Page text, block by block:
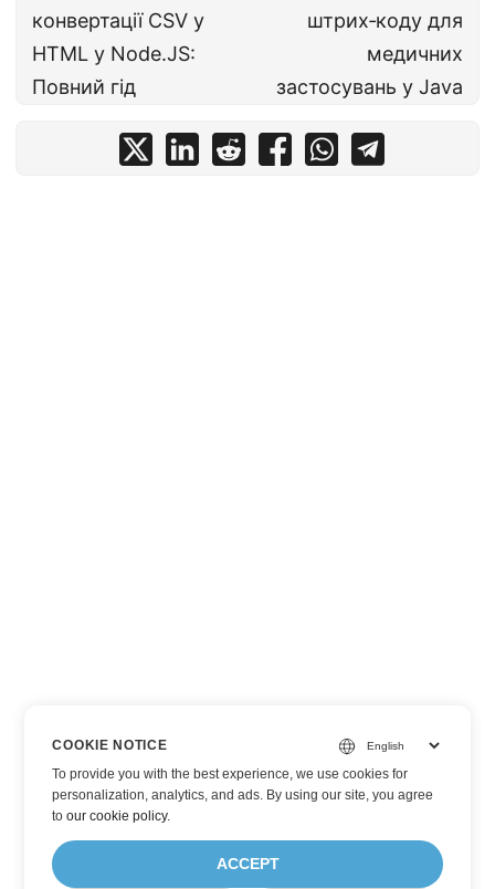
конвертації CSV у
HTML у Node.JS:
Повний гід
штрих‑коду для
медичних
застосувань у Java
COOKIE NOTICE
To provide you with the best experience, we use cookies for
personalization, analytics, and ads. By using our site, you agree
toour cookie policy.
ACCEPT